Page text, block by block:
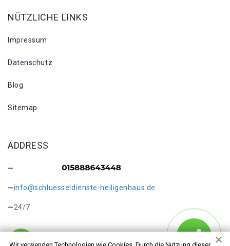
NÜTZLICHE LINKS
Impressum
Datenschutz
Blog
Sitemap
ADDRESS
info@schluesseldienste-heiligenhaus.de
24/7